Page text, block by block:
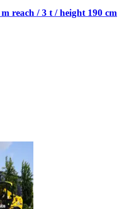
reach / 3 t / height 190 cm